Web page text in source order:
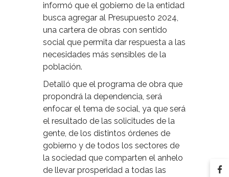
informó que el gobierno de la entidad
busca agregar al Presupuesto 2024,
una cartera de obras con sentido
social que permita dar respuesta a las
necesidades más sensibles de la
población.
Detalló que el programa de obra que
propondrá la dependencia, será
enfocar el tema de social, ya que será
el resultado de las solicitudes de la
gente, de los distintos órdenes de
gobierno y de todos los sectores de
la sociedad que comparten el anhelo
de llevar prosperidad a todas las